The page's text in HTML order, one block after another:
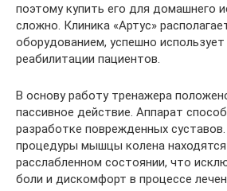
поэтому купить его для домашнего
сложно. Клиника «Артус»
оборудованием, успешно
реабилитации пациентов.
В основу работу тренажера
пассивное действие. Аппарат
разработке поврежденных
процедуры мышцы колена
расслабленном состоянии, что
боли и дискомфорт в процессе